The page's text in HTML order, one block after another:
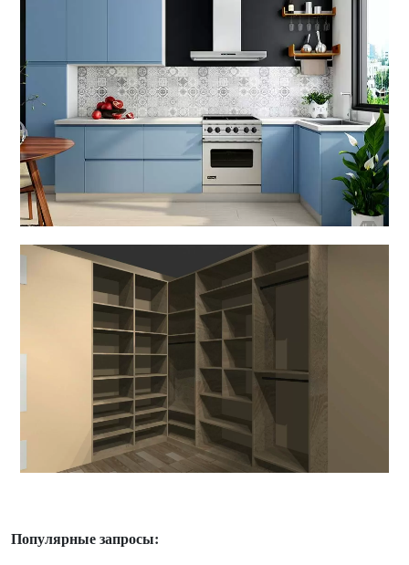
Популярные запросы: